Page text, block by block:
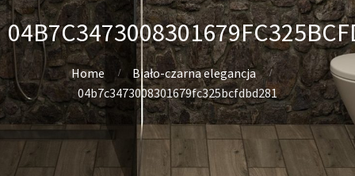
Home
Biało-czarna elegancja
04b7c3473008301679fc325bcfdbd281